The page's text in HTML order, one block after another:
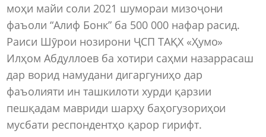
моҳи майи соли 2021 шумораи мизоҷони
фаъоли “Алиф Бонк” ба 500 000 нафар расид.
Раиси Шӯрои нозирони ҶСП ТАҚХ «Ҳумо»
Илҳом Абдуллоев ба хотири саҳми назаррасаш
дар ворид намудани дигаргуниҳо дар
фаъолияти ин ташкилоти хурди қарзии
пешқадам мавриди шарҳу баҳогузориҳои
мусбати респондентҳо қарор гирифт.